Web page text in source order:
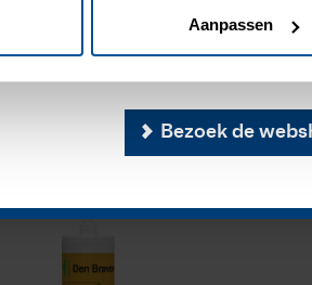
Aanpassen
Bezoek de